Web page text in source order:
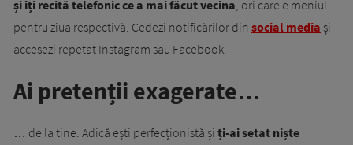
și îți recită telefonic ce a mai făcut vecina , ori care e meniul
pentru ziua respectivă. Cedezi notificărilor din social media și
accesezi repetat Instagram sau Facebook.
Ai pretenții exagerate…
… de la tine. Adică ești perfecționistă și ți-ai setat niște